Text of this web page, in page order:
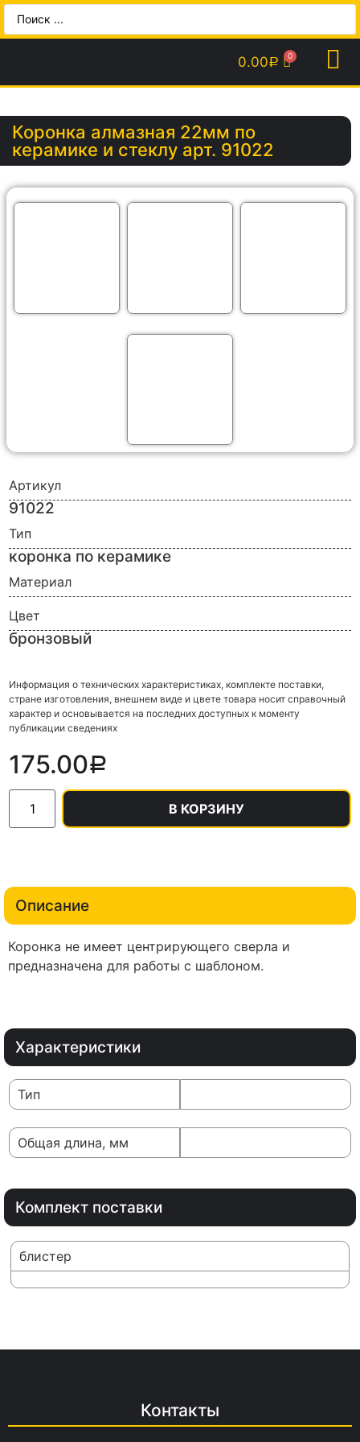
0.00Р
Коронка алмазная 22мм по
керамике и стеклу арт. 91022
Артикул
91022
Тип
коронка по керамике
Материал
Цвет
бронзовый
Информация о технических характеристиках, комплекте поставки,
стране изготовления, внешнем виде и цвете товара носит справочный
характер и основывается на последних доступных к моменту
публикации сведениях
175.00Р
В КОРЗИНУ
Описание
Коронка не имеет центрирующего сверла и
предназначена для работы с шаблоном.
Характеристики
Тип
Общая длина, мм
Комплект поставки
блистер
Контакты